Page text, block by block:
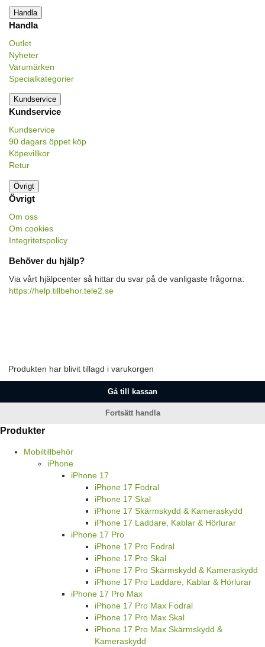
Handla
Handla
Outlet
Nyheter
Varumärken
Specialkategorier
Kundservice
Kundservice
Kundservice
90 dagars öppet köp
Köpevillkor
Retur
Övrigt
Övrigt
Om oss
Om cookies
Integritetspolicy
Behöver du hjälp?
Via vårt hjälpcenter så hittar du svar på de vanligaste frågorna:
https://help.tillbehor.tele2.se
Produkten har blivit tillagd i varukorgen
Gå till kassan
Fortsätt handla
Produkter
Mobiltillbehör
iPhone
iPhone 17
iPhone 17 Fodral
iPhone 17 Skal
iPhone 17 Skärmskydd & Kameraskydd
iPhone 17 Laddare, Kablar & Hörlurar
iPhone 17 Pro
iPhone 17 Pro Fodral
iPhone 17 Pro Skal
iPhone 17 Pro Skärmskydd & Kameraskydd
iPhone 17 Pro Laddare, Kablar & Hörlurar
iPhone 17 Pro Max
iPhone 17 Pro Max Fodral
iPhone 17 Pro Max Skal
iPhone 17 Pro Max Skärmskydd &
Kameraskydd